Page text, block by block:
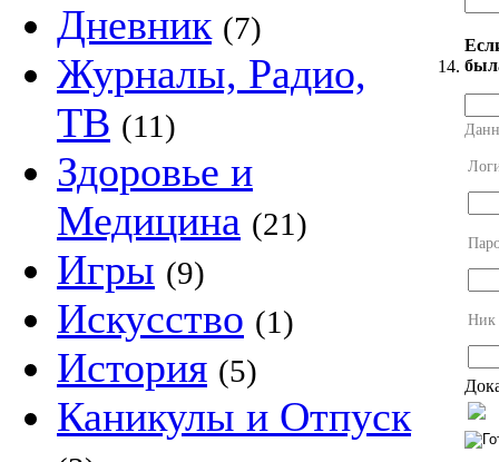
Дневник (7)
Журналы, Радио,
ТВ (11)
Здоровье и
Медицина (21)
Игры (9)
Искусство (1)
История (5)
Каникулы и Отпуск
14.
Ник